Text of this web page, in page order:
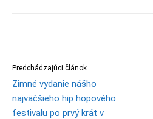
Predchádzajúci článok
Zimné vydanie nášho
najväčšieho hip hopového
festivalu po prvý krát v